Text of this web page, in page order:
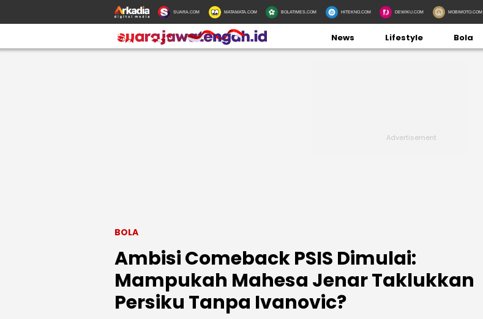
SUARA.COM MATAMATA.COM BOLATIMES.COM HITEKNO.COM DEWIKU.COM MOBIMOTO.COM
News Lifestyle Bola
BOLA
Ambisi Comeback PSIS Dimulai:
Mampukah Mahesa Jenar Taklukkan
Persiku Tanpa Ivanovic?